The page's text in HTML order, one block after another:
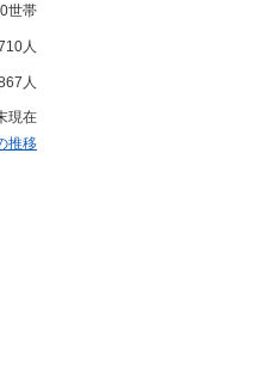
世帯
人
人
現在
推移